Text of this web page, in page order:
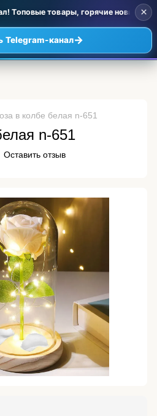
Топовые товары, горячие новинки
Telegram-канал→
×
в колбе белая n-651
n-651
Оставить отзыв